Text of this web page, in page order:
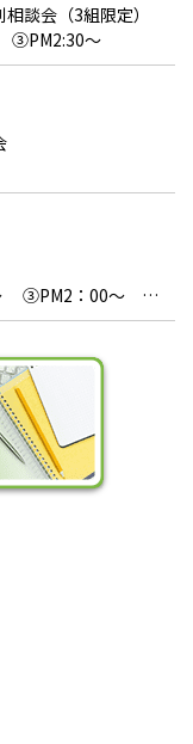
談会（3組限定）
～
③PM2：00～